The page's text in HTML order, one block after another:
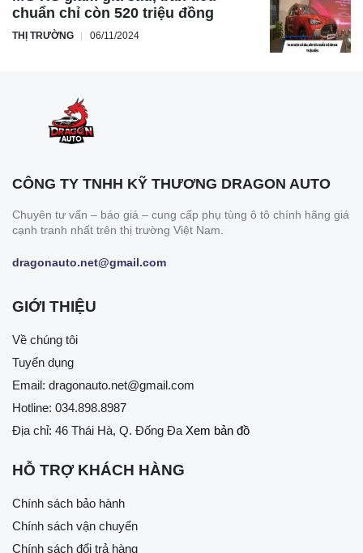
chuẩn chỉ còn 520 triệu đồng
THỊ TRƯỜNG 06/11/2024
CÔNG TY TNHH KỸ THƯƠNG DRAGON AUTO
Chuyên tư vấn – báo giá – cung cấp phụ tùng ô tô chính hãng giá
cạnh tranh nhất trên thị trường Việt Nam.
dragonauto.net@gmail.com
GIỚI THIỆU
Về chúng tôi
Tuyển dụng
Email: dragonauto.net@gmail.com
Hotline: 034.898.8987
Địa chỉ: 46 Thái Hà, Q. Đống Đa Xem bản đồ
HỖ TRỢ KHÁCH HÀNG
Chính sách bảo hành
Chính sách vận chuyển
Chính sách đổi trả hàng